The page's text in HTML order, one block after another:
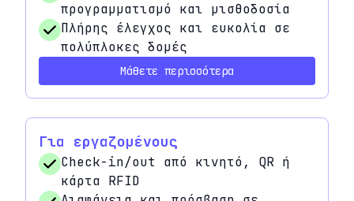
προγραμματισμό και μισθοδοσία
Πλήρης έλεγχος και ευκολία σε
πολύπλοκες δομές
Μάθετε περισσότερα
Για εργαζομένους
Check-in/out από κινητό, QR ή
κάρτα RFID